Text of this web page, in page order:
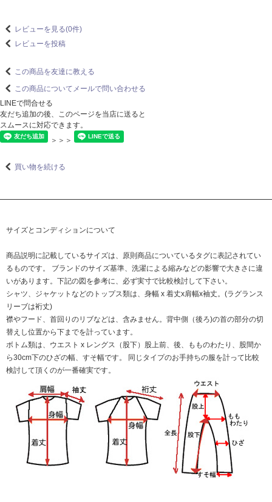
レビューを見る(0件)
レビューを投稿
この商品を友達に教える
この商品についてメールで問い合わせる
LINEで問合せる
友だち追加の後、このページを当店に送ると
スムースに対応できます。
＞＞＞
買い物を続ける
サイズとコンディションについて
商品説明に記載しているサイズは、原則商品についているタグに表記されてい
るものです。 ブランドのサイズ基準、洗濯による縮みなどの影響で大きさに違
いがあります。下記の図を参考に、必ず実寸で比較検討して下さい。
シャツ、ジャケットなどのトップス類は、身幅 x 着丈x肩幅x袖丈。(ラグランス
リーブは裄丈)
襟やフード、首回りのリブなどは、含みません。背中側（後ろ)の首の部分の切
替えし位置から下までを計っています。
ボトム類は、ウエスト x レングス（股下）股上前、後、もものわたり、股間か
ら30cm下のひざの幅、すそ幅です。 同じタイプのお手持ちの服を計って比較
検討して頂くのが一番確実です。